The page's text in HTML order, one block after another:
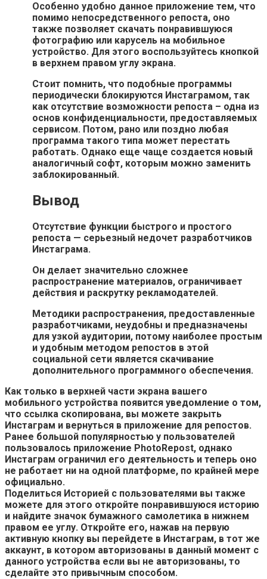
Особенно удобно данное приложение тем, что
помимо непосредственного репоста, оно
также позволяет скачать понравившуюся
фотографию или карусель на мобильное
устройство. Для этого воспользуйтесь кнопкой
в верхнем правом углу экрана.
Стоит помнить, что подобные программы
периодически блокируются Инстаграмом, так
как отсутствие возможности репоста – одна из
основ конфиденциальности, предоставляемых
сервисом. Потом, рано или поздно любая
программа такого типа может перестать
работать. Однако еще чаще создается новый
аналогичный софт, которым можно заменить
заблокированный.
Вывод
Отсутствие функции быстрого и простого
репоста — серьезный недочет разработчиков
Инстаграма.
Он делает значительно сложнее
распространение материалов, ограничивает
действия и раскрутку рекламодателей.
Методики распространения, предоставленные
разработчиками, неудобны и предназначены
для узкой аудитории, потому наиболее простым
и удобным методом репостов в этой
социальной сети является скачивание
дополнительного программного обеспечения.
Как только в верхней части экрана вашего
мобильного устройства появится уведомление о том,
что ссылка скопирована, вы можете закрыть
Инстаграм и вернуться в приложение для репостов.
Ранее большой популярностью у пользователей
пользовалось приложение PhotoRepost, однако
Инстаграм ограничил его деятельность и теперь оно
не работает ни на одной платформе, по крайней мере
официально.
Поделиться Историей с пользователями вы также
можете для этого откройте понравившуюся историю
и найдите значок бумажного самолетика в нижнем
правом ее углу. Откройте его, нажав на первую
активную кнопку вы перейдете в Инстаграм, в тот же
аккаунт, в котором авторизованы в данный момент с
данного устройства если вы не авторизованы, то
сделайте это привычным способом.